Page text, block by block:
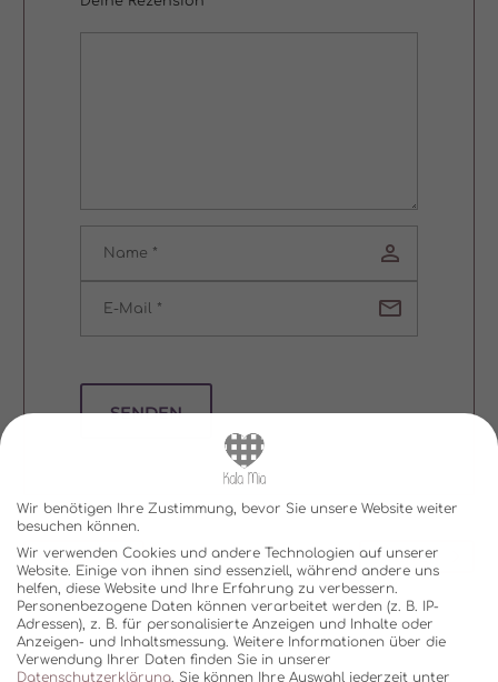
SENDEN
ZURÜCK WEITER
Wir benötigen Ihre Zustimmung, bevor Sie unsere Website weiter
besuchen können.
Wir verwenden Cookies und andere Technologien auf unserer
Website. Einige von ihnen sind essenziell, während andere uns
helfen, diese Website und Ihre Erfahrung zu verbessern.
Personenbezogene Daten können verarbeitet werden (z. B. IP-
Adressen), z. B. für personalisierte Anzeigen und Inhalte oder
Anzeigen- und Inhaltsmessung. Weitere Informationen über die
Verwendung Ihrer Daten finden Sie in unserer
Datenschutzerklärung Sie können Ihre Auswahl jederzeit unter